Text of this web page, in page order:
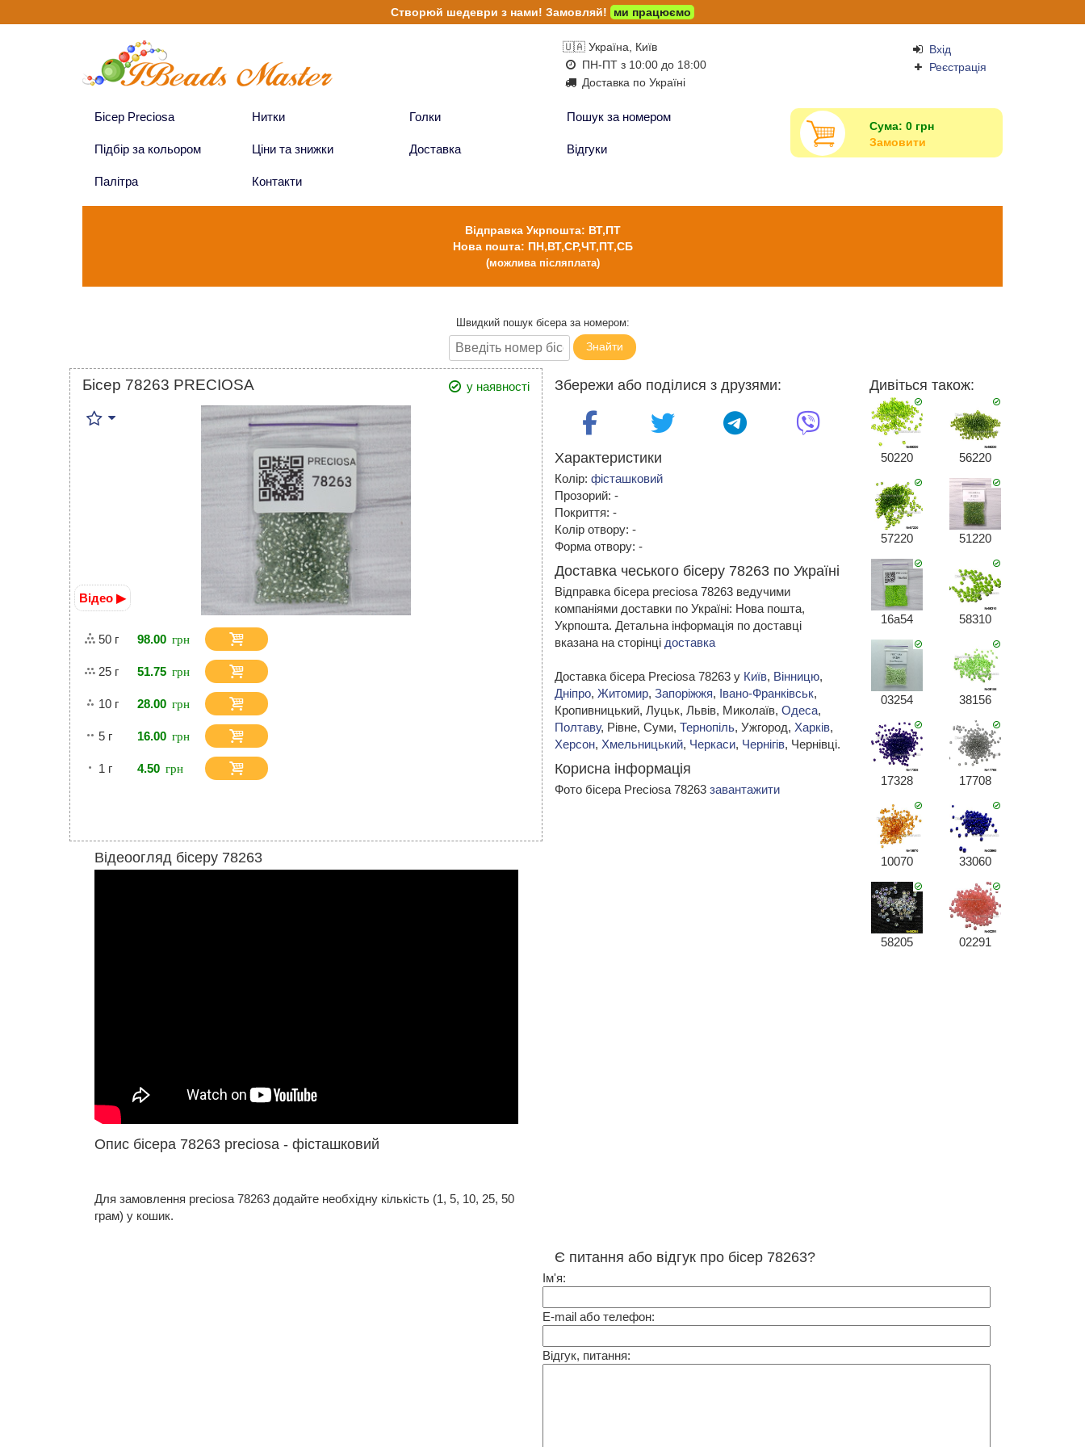
🇺🇦 Україна, Київ
ПН-ПТ з 10:00 до 18:00
Доставка по Україні
Вхід
Реєстрація
Бісер Preciosa Нитки Голки Пошук за номером
Підбір за кольором Ціни та знижки Доставка Відгуки
Палітра Контакти
Сума: 0 грн
Замовити
Відправка Укрпошта: ВТ,ПТ
Нова пошта: ПН,ВТ,СР,ЧТ,ПТ,СБ
(можлива післяплата)
Швидкий пошук бісера за номером:
Знайти
Бісер 78263 PRECIOSA у наявності
Відео ▶
50 г 98.00
25 г 51.75
10 г 28.00
5 г 16.00
1 г 4.50
Відеоогляд бісеру 78263
Опис бісера 78263 preciosa - фісташковий
Для замовлення preciosa 78263 додайте необхідну кількість (1, 5, 10, 25, 50
грам) у кошик.
Збережи або поділися з друзями:
Характеристики
Колір: фісташковий
Прозорий: -
Покриття: -
Колір отвору: -
Форма отвору: -
Доставка чеського бісеру 78263 по Україні
Відправка бісера preciosa 78263 ведучими
компаніями доставки по Україні: Нова пошта,
Укрпошта. Детальна інформація по доставці
вказана на сторінці доставка
Доставка бісера Preciosa 78263 у Київ, Вінницю,
Дніпро, Житомир, Запоріжжя, Івано-Франківськ,
Кропивницький, Луцьк, Львів, Миколаїв, Одеса,
Полтаву, Рівне, Суми, Тернопіль, Ужгород, Харків,
Херсон, Хмельницький, Черкаси, Чернігів, Чернівці.
Корисна інформація
Фото бісера Preciosa 78263 завантажити
Дивіться також:
50220 56220
57220 51220
16a54 58310
03254 38156
17328 17708
10070 33060
58205 02291
Є питання або відгук про бісер 78263?
Ім'я:
E-mail або телефон:
Відгук, питання:
Створюй шедеври з нами! Замовляй! ми працюємо